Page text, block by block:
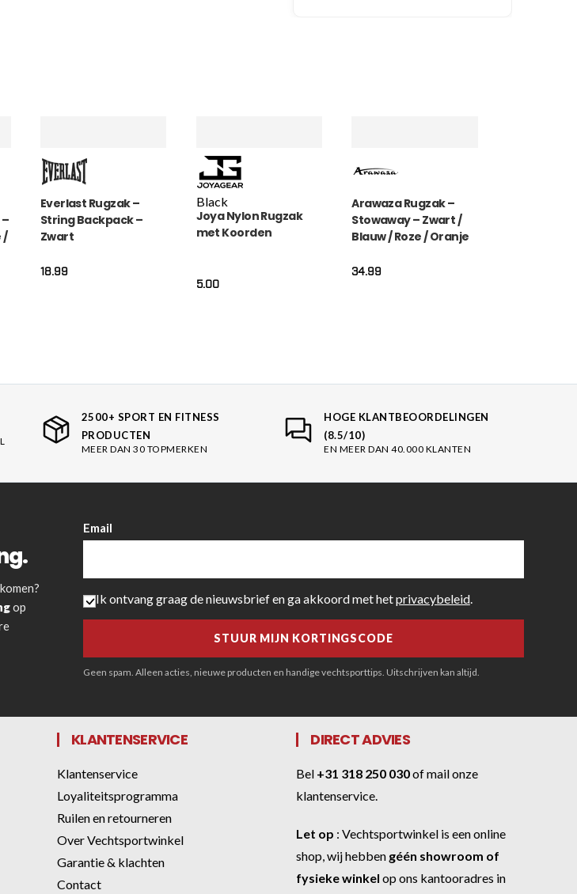
/
Everlast Rugzak –
String Backpack –
Zwart
18.99
Black
Joya Nylon Rugzak
met Koorden
5.00
Arawaza Rugzak –
Stowaway – Zwart /
Blauw / Roze / Oranje
34.99
2500+ SPORT EN FITNESS
PRODUCTEN
MEER DAN 30 TOPMERKEN
HOGE KLANTBEOORDELINGEN
(8.5/10)
EN MEER DAN 40.000 KLANTEN
op
Email
Ik ontvang graag de nieuwsbrief en ga akkoord met hetprivacybeleid.
Geen spam. Alleen acties, nieuwe producten en handige vechtsporttips. Uitschrijven kan altijd.
KLANTENSERVICE
Klantenservice
Loyaliteitsprogramma
Ruilen en retourneren
Over Vechtsportwinkel
Garantie & klachten
Contact
DIRECT ADVIES
Bel +31 318 250 030ofmail onze
klantenservice
Let op :Vechtsportwinkel is een online
shop, wij hebben géén showroom of
fysieke winkel op ons kantooradres in